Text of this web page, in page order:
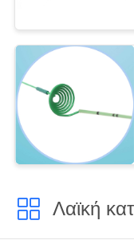
Λαϊκή